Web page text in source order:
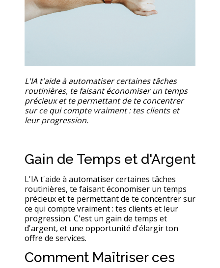
L'IA t'aide à automatiser certaines tâches
routinières, te faisant économiser un temps
précieux et te permettant de te concentrer
sur ce qui compte vraiment : tes clients et
leur progression.
Gain de Temps et d'Argent
L'IA t'aide à automatiser certaines tâches
routinières, te faisant économiser un temps
précieux et te permettant de te concentrer sur
ce qui compte vraiment : tes clients et leur
progression. C'est un gain de temps et
d'argent, et une opportunité d'élargir ton
offre de services.
Comment Maîtriser ces